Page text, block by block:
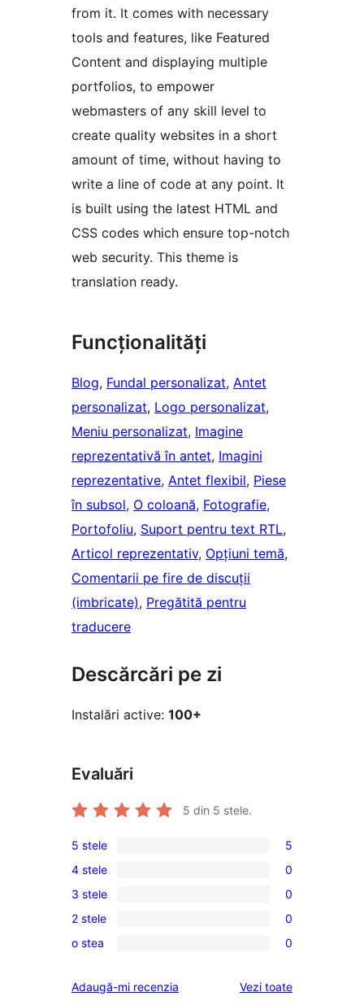
from it. It comes with necessary
tools and features, like Featured
Content and displaying multiple
portfolios, to empower
webmasters of any skill level to
create quality websites in a short
amount of time, without having to
write a line of code at any point. It
is built using the latest HTML and
CSS codes which ensure top-notch
web security. This theme is
translation ready.
Funcționalități
Blog, Fundal personalizat, Antet
personalizat, Logo personalizat
Meniu personalizat, Imagine
reprezentativă în antet, Imagini
reprezentative, Antet flexibil, Piese
în subsol, O coloană, Fotografie
Portofoliu, Suport pentru text RTL
Articol reprezentativ, Opțiuni temă
Comentarii pe fire de discuții
(imbricate), Pregătită pentru
traducere
Descărcări pe zi
Instalări active: 100+
Evaluări
5 din 5 stele.
5
5
–
recenzii
(stele)
5 stele 5
0
4
–
recenzii
4 stele 0
0
3
–
(stele)
3 stele 0
0
2
recenzii
2 stele 0
0
–
o stea 0
Adaugă-mi recenzia Vezi toaterecenziile